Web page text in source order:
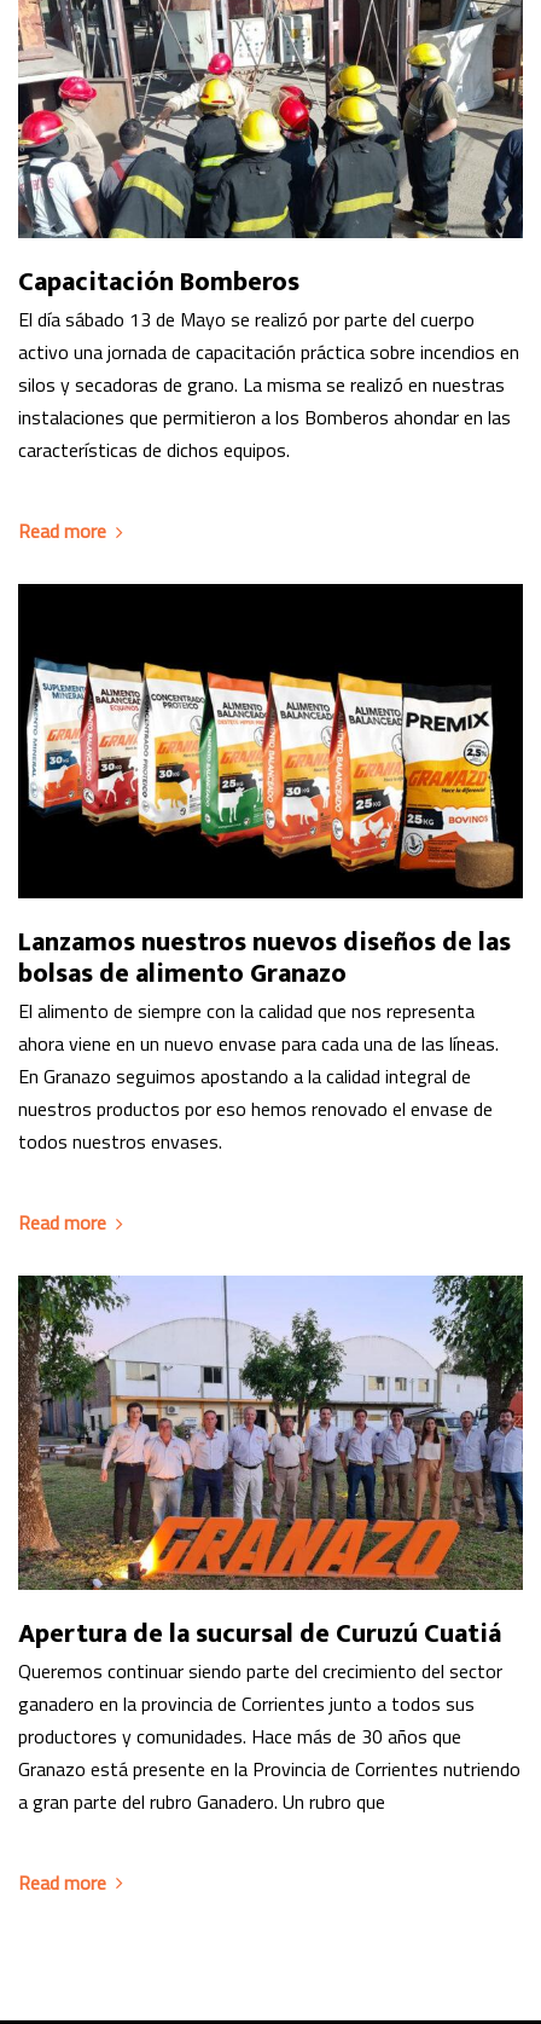
Capacitación Bomberos
El día sábado 13 de Mayo se realizó por parte del cuerpo
activo una jornada de capacitación práctica sobre incendios en
silos y secadoras de grano. La misma se realizó en nuestras
instalaciones que permitieron a los Bomberos ahondar en las
características de dichos equipos.
Read more
Lanzamos nuestros nuevos diseños de las
bolsas de alimento Granazo
El alimento de siempre con la calidad que nos representa
ahora viene en un nuevo envase para cada una de las líneas.
En Granazo seguimos apostando a la calidad integral de
nuestros productos por eso hemos renovado el envase de
todos nuestros envases.
Read more
Apertura de la sucursal de Curuzú Cuatiá
Queremos continuar siendo parte del crecimiento del sector
ganadero en la provincia de Corrientes junto a todos sus
productores y comunidades. Hace más de 30 años que
Granazo está presente en la Provincia de Corrientes nutriendo
a gran parte del rubro Ganadero. Un rubro que
Read more